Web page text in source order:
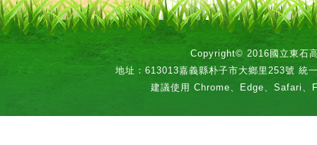
Copyright© 2016國立東石
地址：613013嘉義縣朴子市大鄉里253號 統
建議使用 Chrome、Edge、Safari